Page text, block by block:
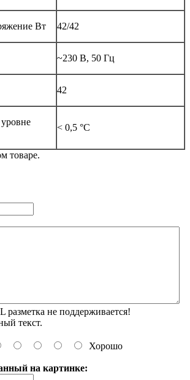
Вт 42/42
~230 В, 50 Гц
42
< 0,5 °C
товаре.
разметка не поддерживается!
текст.
Хорошо
на картинке: